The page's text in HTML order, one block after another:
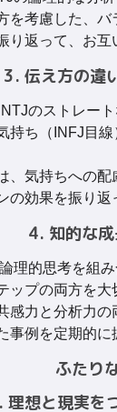
を考慮した、
り返って、お
3. 伝え方の違
のストレー
持ち（INFJ目
、気持ちへの
の効果を振り
4. 知的な
理的思考を組
ップの両方を
感力と分析力
事例を定期的
ふたり
理想と現実を